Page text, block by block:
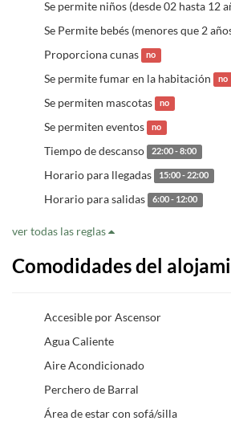
Se permite niños (desde 02 hasta 12
Se Permite bebés (menores que 2
Proporciona cunas no
Se permite fumar en la habitación no
Se permiten mascotas no
Se permiten eventos no
Tiempo de descanso 22:00 - 8:00
Horario para llegadas 15:00 - 22:00
Horario para salidas 6:00 - 12:00
ver todas las reglas
Comodidades del
Accesible por Ascensor
Agua Caliente
Aire Acondicionado
Perchero de Barral
Área de estar con sofá/silla